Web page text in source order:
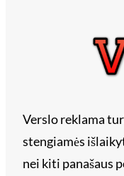
Verslo reklama
stengiamės
nei kiti panašaus